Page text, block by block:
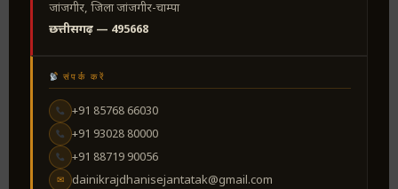
जांजगीर, जिला जांजगीर-चाम्पा
छत्तीसगढ़ — 495668
संपर्क करें
+91 85768 66030
+91 93028 80000
+91 88719 90056
✉ dainikrajdhanisejantatak@gmail.com